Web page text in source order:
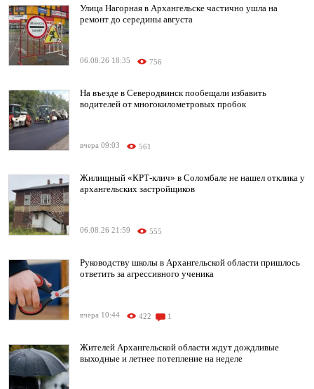
Улица Нагорная в Архангельске частично ушла на
ремонт до середины августа
06.08.26 18:35 756
На въезде в Северодвинск пообещали избавить
водителей от многокилометровых пробок
вчера 09:03 561
Жилищный «КРТ-клич» в Соломбале не нашел отклика у
архангельских застройщиков
06.08.26 21:59 555
Руководству школы в Архангельской области пришлось
ответить за агрессивного ученика
вчера 10:44 422 1
Жителей Архангельской области ждут дождливые
выходные и летнее потепление на неделе